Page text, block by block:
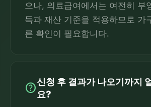
으나, 의료급여에서는 여전히 부
득과 재산 기준을 적용하므로 가
른 확인이 필요합니다.
help신청 후 결과가 나오기까지
요?